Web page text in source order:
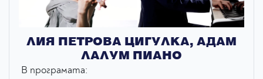
ЛИЯ ПЕТРОВА ЦИГУЛКА, АДАМ
ЛАЛУМ ПИАНО
В програмата: